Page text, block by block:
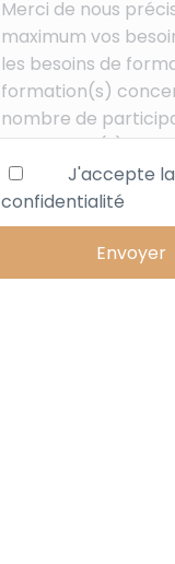
J'accepte la
confidentialité